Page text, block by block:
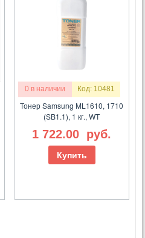
0 в наличии Код: 10481
Тонер Samsung ML1610, 1710
(SB1.1), 1 кг., WT
1 722.00 руб.
Купить